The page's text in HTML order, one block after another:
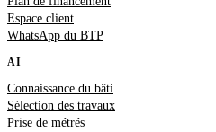
Espace client
WhatsApp du BTP
AI
Connaissance du bâti
Sélection des travaux
Prise de métrés